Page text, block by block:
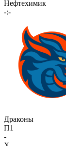
Нефтехимик
-:-
Драконы
П1
-